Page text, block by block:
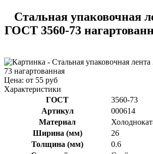
Стальная упаковочная
ГОСТ 3560-73
Цена: от 55 руб
Характеристики
ГОСТ
3560-73
Артикул
000614
Материал
Ширина (мм)
26
Толщина (мм)
0.6